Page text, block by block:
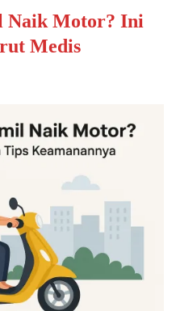
Naik Motor? Ini
Medis